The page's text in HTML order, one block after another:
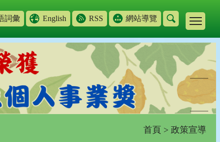
詞彙 English RSS 網站導覽
首頁 > 政策宣導